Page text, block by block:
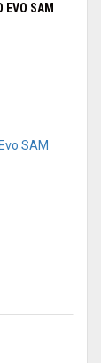
SAM